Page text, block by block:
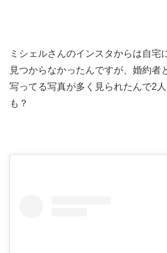
ミシェルさんのインスタからは自宅
見つからなかったんですが、婚約者
写ってる写真が多く見られたんで2
も？